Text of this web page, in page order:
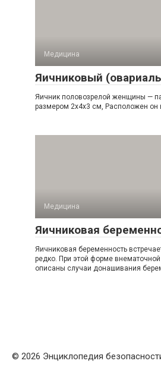
Медицина
Яичниковый
Яичник половозрелой женщины —
размером 2x4x3 см, Расположен он
Медицина
Яичниковая
Яичниковая беременность
редко. При этой форме
описаны случаи донашивания
© 2026 Энциклопедия